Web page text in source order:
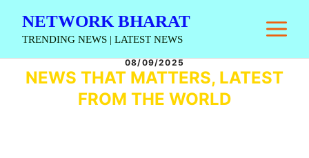
NETWORK BHARAT
TRENDING NEWS | LATEST NEWS
08/09/2025
NEWS THAT MATTERS, LATEST
FROM THE WORLD